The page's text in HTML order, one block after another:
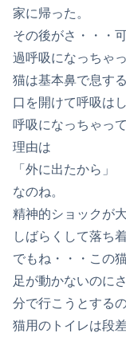
家に帰った。
その後がさ・・・
過呼吸になっちゃ
猫は基本鼻で息す
口を開けて呼吸は
呼吸になっちゃって
理由は
「外に出たから」
なのね。
精神的ショックが
しばらくして落ち
でもね・・・この
足が動かないのに
分で行こうとするの
猫用のトイレは段